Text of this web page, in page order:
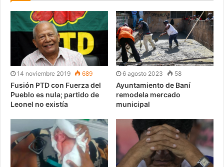
14 noviembre 2019 689
Fusión PTD con Fuerza del
Pueblo es nula; partido de
Leonel no existía
6 agosto 2023 58
Ayuntamiento de Baní
remodela mercado
municipal